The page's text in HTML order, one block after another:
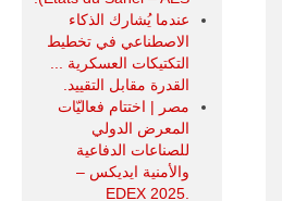
عندما يُشارك الذكاء
الاصطناعي في تخطيط
التكتيكات العسكرية ...
القدرة مقابل التقييد.
مصر | اختتام فعاليّات
المعرض الدولي
للصناعات الدفاعية
والأمنية ايديكس ‒